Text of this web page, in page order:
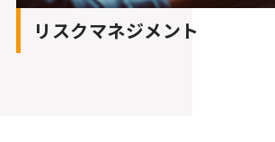
リスクマネジメント